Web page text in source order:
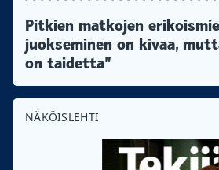
Pitkien matkojen
juokseminen on kivaa,
on taidetta”
NÄKÖISLEHTI